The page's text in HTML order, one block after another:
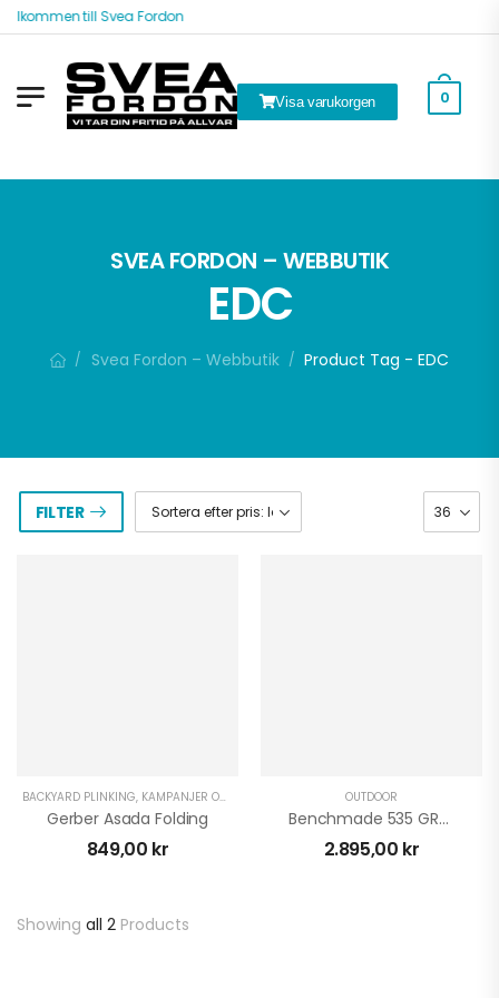
till Svea Fordon
Visa varukorgen 0
SVEA FORDON – WEBBUTIK
EDC
/ Svea Fordon – Webbutik / Product Tag - EDC
FILTER
BACKYARD PLINKING, KAMPANJER OCH DEALS
Gerber Asada Folding
849,00 kr
OUTDOOR
Benchmade 535 GRY-1 Bugout
2.895,00 kr
Showing all 2 Products